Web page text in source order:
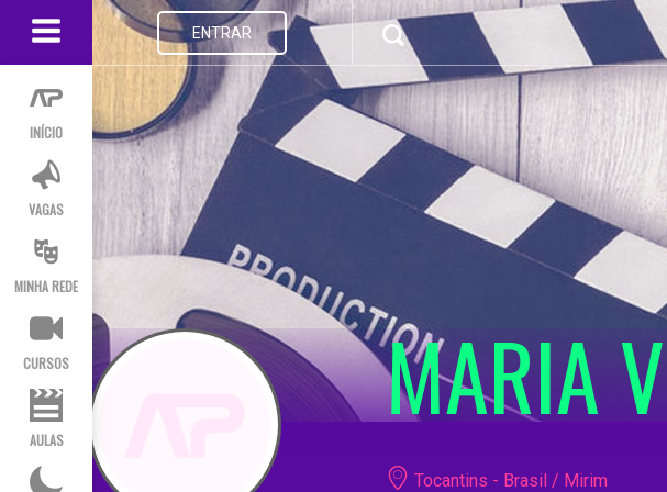
INÍCIO
VAGAS
MINHA REDE
CURSOS
AULAS
ENTRAR
MARIA
Tocantins - Brasil / Mirim